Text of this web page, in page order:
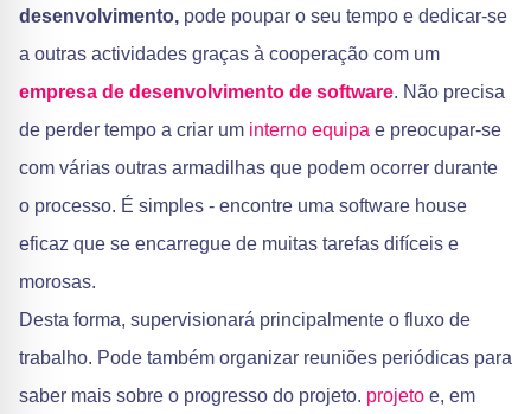
desenvolvimento, pode poupar o seu tempo e dedicar-se
a outras actividades graças à cooperação com um
empresa de desenvolvimento de software. Não precisa
de perder tempo a criar um interno equipa e preocupar-se
com várias outras armadilhas que podem ocorrer durante
o processo. É simples - encontre uma software house
eficaz que se encarregue de muitas tarefas difíceis e
morosas.
Desta forma, supervisionará principalmente o fluxo de
trabalho. Pode também organizar reuniões periódicas para
saber mais sobre o progresso do projeto. projeto e, em